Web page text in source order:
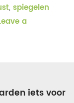
, spiegelen
a
iets voor